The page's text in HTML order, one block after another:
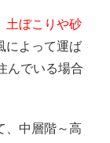
土ぼこりや砂
によって運ば
んでいる場合
、中層階～高